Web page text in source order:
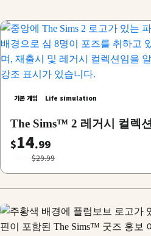
기본 게임 Life simulation
The Sims™ 2 레거시 컬렉션
$14.99
$29.99